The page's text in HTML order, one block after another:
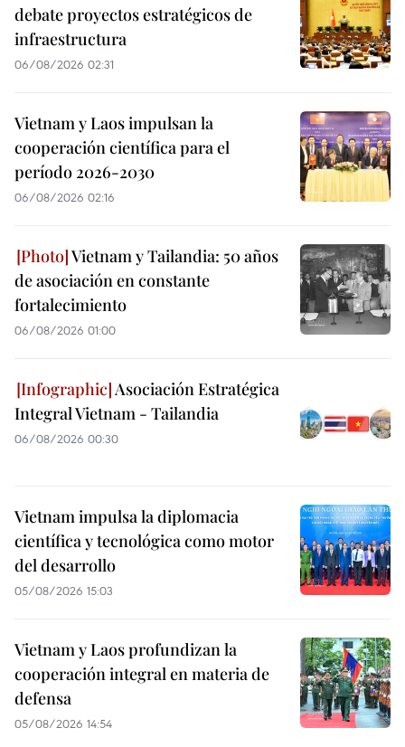
debate proyectos estratégicos de
infraestructura
06/08/2026 02:31
Vietnam y Laos impulsan la
cooperación científica para el
período 2026-2030
06/08/2026 02:16
Vietnam y Tailandia: 50 años
de asociación en constante
fortalecimiento
06/08/2026 01:00
Asociación Estratégica
Integral Vietnam - Tailandia
06/08/2026 00:30
Vietnam impulsa la diplomacia
científica y tecnológica como motor
del desarrollo
05/08/2026 15:03
Vietnam y Laos profundizan la
cooperación integral en materia de
defensa
05/08/2026 14:54